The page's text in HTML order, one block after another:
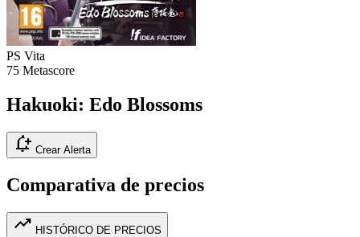
PS Vita
75 Metascore
Hakuoki: Edo Blossoms
notification_add Crear Alerta
Comparativa de precios
trending_up HISTÓRICO DE PRECIOS